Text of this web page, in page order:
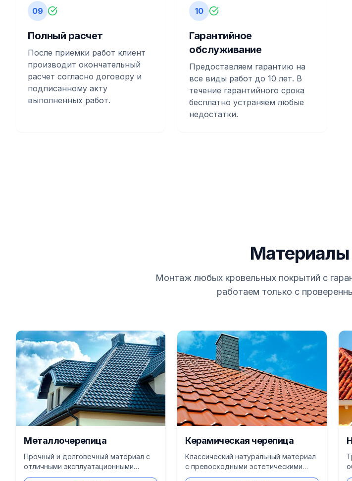
09
Полный расчет
После приемки работ клиент
производит окончательный
расчет согласно договору и
подписанному акту
выполненных работ.
10
Гарантийное
обслуживание
Предоставляем гарантию на
все виды работ до 10 лет. В
течение гарантийного срока
бесплатно устраняем любые
недостатки.
Материалы
Монтаж любых кровельных покрытий с
работаем только с
Металлочерепица
Прочный и долговечный материал с
отличными эксплуатационными
характеристиками. Широкий выбор
Керамическая черепица
Классический натуральный материал
с превосходными эстетическими
качествами и исключительной